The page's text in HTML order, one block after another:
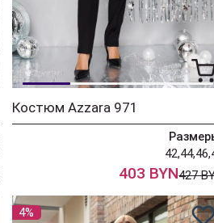
Костюм Azzara 971
403 BYN427
4%